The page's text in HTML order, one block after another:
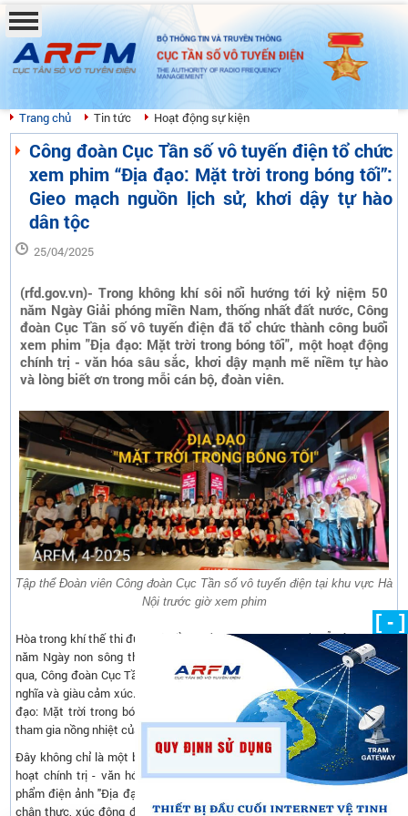
BỘ THÔNG TIN VÀ TRUYỀN THÔNG
CỤC TẦN SỐ VÔ TUYẾN ĐIỆN
THE AUTHORITY OF RADIO FREQUENCY
MANAGEMENT
Trang chủ Tin tức Hoạt động sự kiện
Công đoàn Cục Tần số vô tuyến điện tổ chức
xem phim “Địa đạo: Mặt trời trong bóng tối”:
Gieo mạch nguồn lịch sử, khơi dậy tự hào
dân tộc
25/04/2025
(rfd.gov.vn)- Trong không khí sôi nổi hướng tới kỷ niệm 50
năm Ngày Giải phóng miền Nam, thống nhất đất nước, Công
đoàn Cục Tần số vô tuyến điện đã tổ chức thành công buổi
xem phim "Địa đạo: Mặt trời trong bóng tối", một hoạt động
chính trị - văn hóa sâu sắc, khơi dậy mạnh mẽ niềm tự hào
và lòng biết ơn trong mỗi cán bộ, đoàn viên.
Tập thể Đoàn viên Công đoàn Cục Tần số vô tuyến điện tại khu vực Hà
Nội trước giờ xem phim
Hòa trong khí thế thi đua sôi nổi và niềm tự hào hướng về Lễ kỷ niệm 50
năm Ngày non sông thống nhất (30/4/1975 – 30/4/2025), tháng 4 vừa
qua, Công đoàn Cục Tần số vô tuyến điện đã có chuỗi hoạt động đầy ý
nghĩa và giàu cảm xúc. Nổi bật trong số đó là buổi xem phim lịch sử "Địa
đạo: Mặt trời trong bóng tối", được tổ chức trang trọng và thu hút sự
tham gia nồng nhiệt của đông đảo cán bộ, đoàn viên.
Đây không chỉ là một buổi xem phim thông thường, mà là một đợt sinh
hoạt chính trị - văn hóa mang đậm giá trị giáo dục truyền thống. Tác
phẩm điện ảnh "Địa đạo: Mặt trời trong bóng tối" với những thước phim
chân thực, xúc động đã tái hiện một cách sống động cuộc sống, chiến
[ - ]